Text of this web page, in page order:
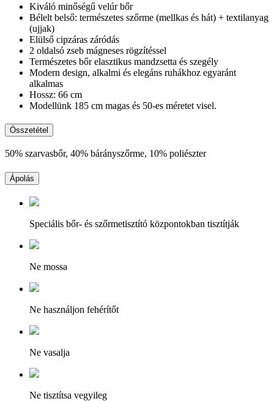
Kiváló minőségű velúr bőr
Bélelt belső: természetes szőrme (mellkas és hát) + textilanyag
(ujjak)
Elülső cipzáras záródás
2 oldalsó zseb mágneses rögzítéssel
Természetes bőr elasztikus mandzsetta és szegély
Modern design, alkalmi és elegáns ruhákhoz egyaránt
alkalmas
Hossz: 66 cm
Modellünk 185 cm magas és 50-es méretet visel.
Összetétel
50% szarvasbőr, 40% bárányszőrme, 10% poliészter
Ápolás
Speciális bőr- és szőrmetisztító központokban tisztítják
Ne mossa
Ne használjon fehérítőt
Ne vasalja
Ne tisztítsa vegyileg